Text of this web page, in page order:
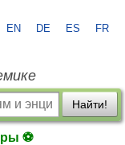
EN DE ES FR
Найти!
⚽